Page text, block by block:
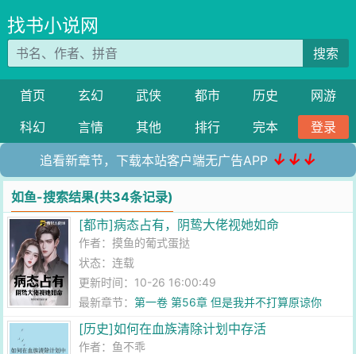
找书小说网
搜索
首页 玄幻 武侠 都市 历史
网游
科幻
言情 其他 排行 完本 登录
追看新章节，下载本站客户端无广告APP ↓↓↓
如鱼-搜索结果(共34条记录)
[都市]病态占有，阴鸷大佬视她如命
作者：摸鱼的葡式蛋挞
状态：连载
更新时间：10-26 16:00:49
最新章节：第一卷 第56章 但是我并不打算原谅你
[历史]如何在血族清除计划中存活
作者： 鱼不乖